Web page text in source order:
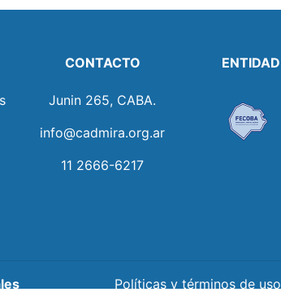
CONTACTO
Junin 265, CABA.
info@cadmira.org.ar
11 2666-6217
Políticas y términos de uso